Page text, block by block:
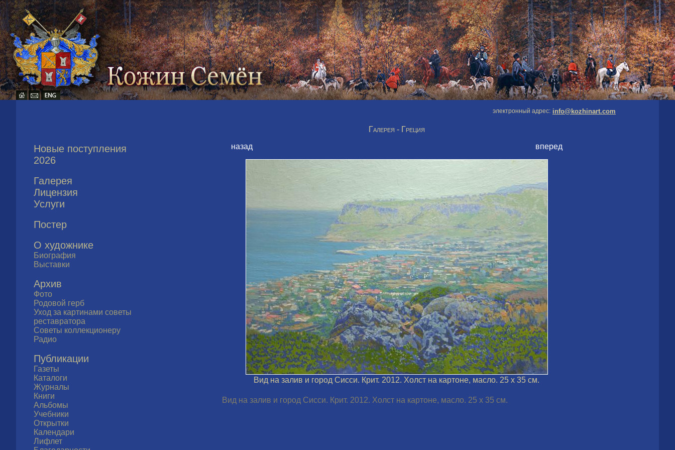
электронный адрес: info@kozhinart.com
Новые поступления
2026
Галерея
Лицензия
Услуги
Постер
О художнике
Биография
Выставки
Архив
Фото
Родовой герб
Уход за картинами советы
реставратора
Советы коллекционеру
Радио
Публикации
Газеты
Каталоги
Журналы
Книги
Альбомы
Учебники
Открытки
Календари
Лифлет
Галерея - Греция
назад
вперед
Вид на залив и город Сисси. Крит. 2012. Холст на картоне, масло. 25 х 35 см.
Вид на залив и город Сисси. Крит. 2012. Холст на картоне, масло. 25 х 35 см.